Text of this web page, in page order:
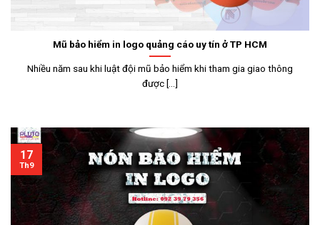
Mũ bảo hiểm in logo quảng cáo uy tín ở TP HCM
Nhiều năm sau khi luật đội mũ bảo hiểm khi tham gia giao thông
được [...]
17
Th9